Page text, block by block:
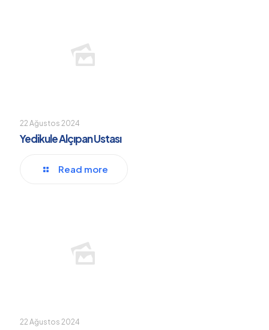
22 Ağustos 2024
Yedikule Alçıpan Ustası
Read more
22 Ağustos 2024